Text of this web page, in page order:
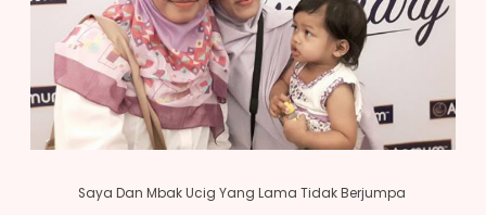
Saya Dan Mbak Ucig Yang Lama Tidak Berjumpa